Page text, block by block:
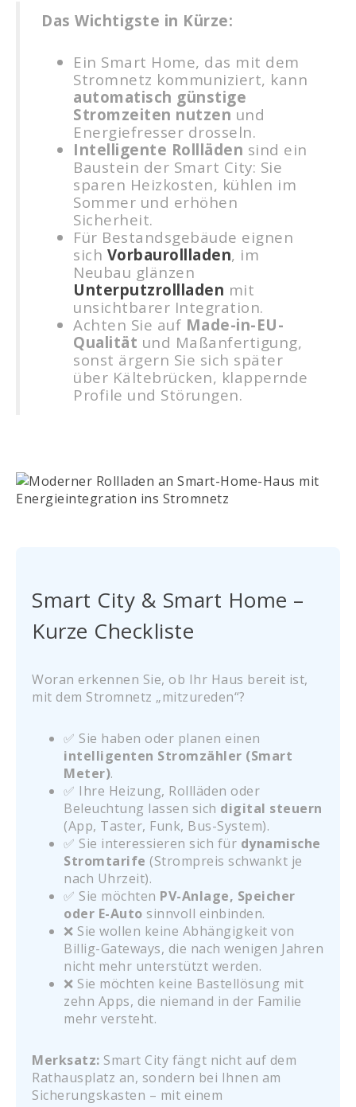
Das Wichtigste in Kürze:
Ein Smart Home, das mit dem
Stromnetz kommuniziert, kann
automatisch günstige
Stromzeiten nutzen und
Energiefresser drosseln.
Intelligente Rollläden sind ein
Baustein der Smart City: Sie
sparen Heizkosten, kühlen im
Sommer und erhöhen
Sicherheit.
Für Bestandsgebäude eignen
sich Vorbaurollladen, im
Neubau glänzen
Unterputzrollladen mit
unsichtbarer Integration.
Achten Sie auf Made-in-EU-
Qualität und Maßanfertigung,
sonst ärgern Sie sich später
über Kältebrücken, klappernde
Profile und Störungen.
Smart City & Smart Home –
Kurze Checkliste
Woran erkennen Sie, ob Ihr Haus bereit ist,
mit dem Stromnetz „mitzureden“?
✅ Sie haben oder planen einen
intelligenten Stromzähler (Smart
Meter).
✅ Ihre Heizung, Rollläden oder
Beleuchtung lassen sich digital steuern
(App, Taster, Funk, Bus-System).
✅ Sie interessieren sich für dynamische
Stromtarife (Strompreis schwankt je
nach Uhrzeit).
✅ Sie möchten PV-Anlage, Speicher
oder E-Auto sinnvoll einbinden.
❌ Sie wollen keine Abhängigkeit von
Billig-Gateways, die nach wenigen Jahren
nicht mehr unterstützt werden.
❌ Sie möchten keine Bastellösung mit
zehn Apps, die niemand in der Familie
mehr versteht.
Merksatz: Smart City fängt nicht auf dem
Rathausplatz an, sondern bei Ihnen am
Sicherungskasten – mit einem